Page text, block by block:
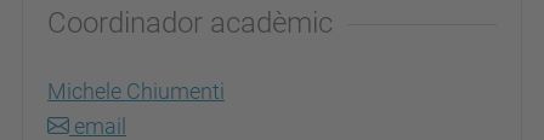
Coordinador acadèmic
Michele Chiumenti
email